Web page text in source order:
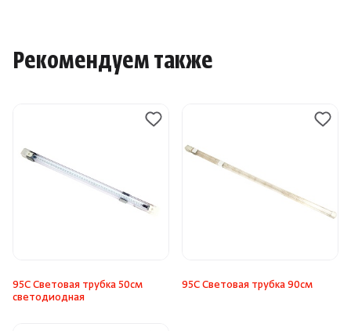
Рекомендуем также
95С Световая трубка 50см
светодиодная
95С Световая трубка 90см